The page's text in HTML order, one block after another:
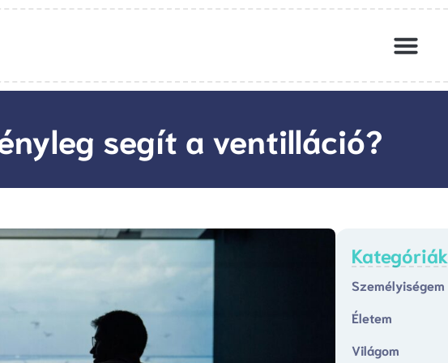
segít a ventilláció?
Kategóriák
Személyiségem
Életem
Világom